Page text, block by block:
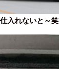
入れないと～笑